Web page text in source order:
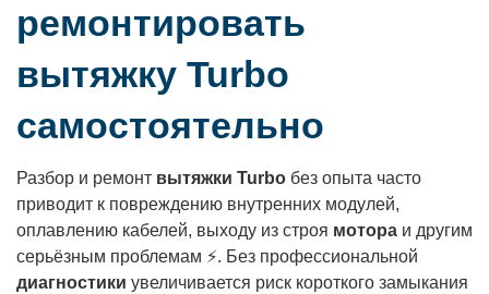
ремонтировать
вытяжку Turbo
самостоятельно
Разбор и ремонт вытяжки Turbo без опыта часто
приводит к повреждению внутренних модулей,
оплавлению кабелей, выходу из строя мотора и другим
серьёзным проблемам ⚡. Без профессиональной
диагностики увеличивается риск короткого замыкания